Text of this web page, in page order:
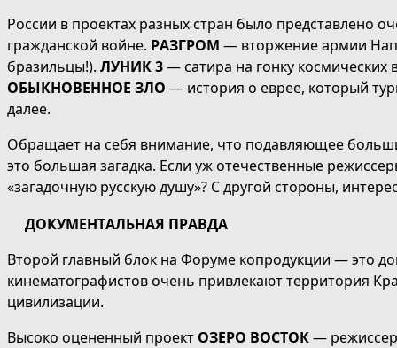
России в проектах разных стран было представлено
гражданской войне. РАЗГРОМ — вторжение армии
бразильцы!). ЛУНИК 3— сатира на гонку
ОБЫКНОВЕННОЕ ЗЛО — история о еврее, который
далее.
Обращает на себя внимание, что подавляющее
это большая загадка. Если уж отечественные
«загадочную русскую душу»? С другой стороны,
ДОКУМЕНТАЛЬНАЯ ПРАВДА
Второй главный блок на Форуме копродукции — это
кинематографистов очень привлекают территория
цивилизации.
Высоко оцененный проект ОЗЕРО ВОСТОК—